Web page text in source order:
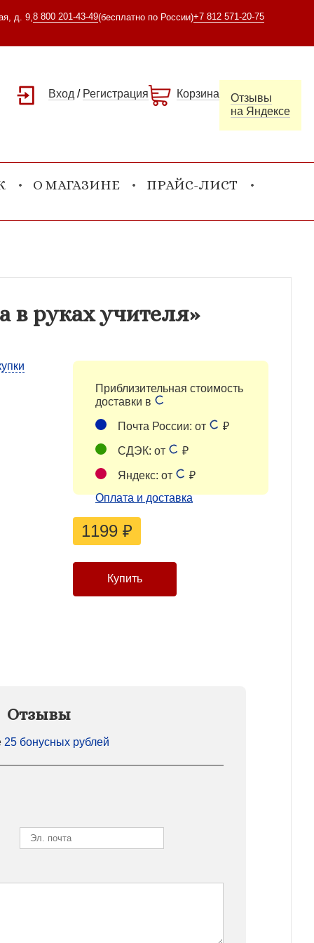
д. 9, 8 800 201-43-49(бесплатно по России)+7 812 571-20-75
Вход / Регистрация Корзина
Отзывы
на Яндексе
О МАГАЗИНЕ ПРАЙС-ЛИСТ
в руках учителя»
Приблизительная стоимость
доставки в
Почта России: от ₽
СДЭК: от ₽
Яндекс: от
₽
Оплата и доставка
1199 ₽
Отзывы
25 бонусных рублей